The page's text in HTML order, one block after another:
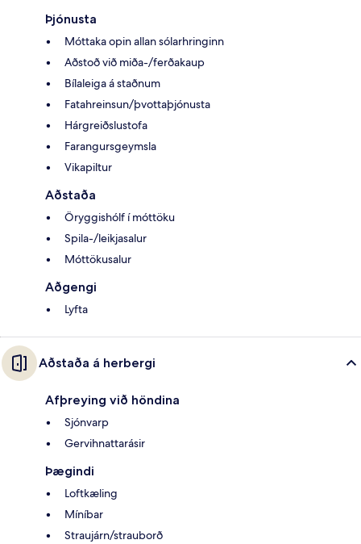
Þjónusta
Móttaka opin allan sólarhringinn
Aðstoð við miða-/ferðakaup
Bílaleiga á staðnum
Fatahreinsun/þvottaþjónusta
Hárgreiðslustofa
Farangursgeymsla
Vikapiltur
Aðstaða
Öryggishólf í móttöku
Spila-/leikjasalur
Móttökusalur
Aðgengi
Lyfta
Aðstaða á herbergi
Afþreying við höndina
Sjónvarp
Gervihnattarásir
Þægindi
Loftkæling
Míníbar
Straujárn/strauborð